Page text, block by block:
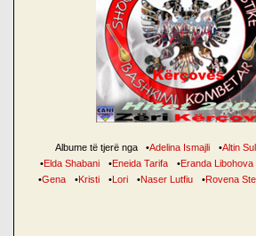
Albume të tjerë nga •Adelina Ismajli •Altin
•Elda Shabani •Eneida Tarifa •Eranda Libohova
•Gena •Kristi •Lori •Naser Lutfiu •Rovena